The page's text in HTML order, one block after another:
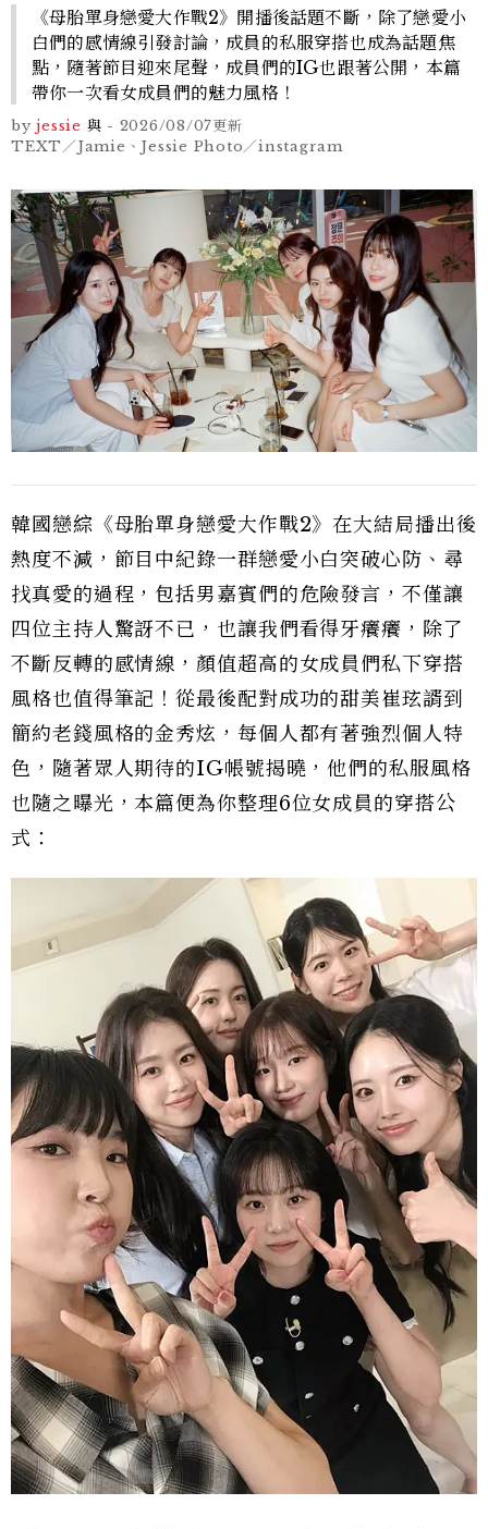
《母胎單身戀愛大作戰2》開播後話題不斷，除了戀愛小
白們的感情線引發討論，成員的私服穿搭也成為話題焦
點，隨著節目迎來尾聲，成員們的IG也跟著公開，本篇
帶你一次看女成員們的魅力風格！
by jessie 與 - 2026/08/07更新
TEXT／Jamie、Jessie Photo／instagram
韓國戀綜《母胎單身戀愛大作戰2》在大結局播出後
熱度不減，節目中紀錄一群戀愛小白突破心防、尋
找真愛的過程，包括男嘉賓們的危險發言，不僅讓
四位主持人驚訝不已，也讓我們看得牙癢癢，除了
不斷反轉的感情線，顏值超高的女成員們私下穿搭
風格也值得筆記！從最後配對成功的甜美崔玹諝到
簡約老錢風格的金秀炫，每個人都有著強烈個人特
色，隨著眾人期待的IG帳號揭曉，他們的私服風格
也隨之曝光，本篇便為你整理6位女成員的穿搭公
式：